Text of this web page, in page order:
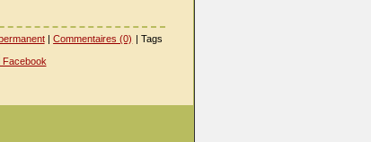
|Commentaires (0) | Tags
Facebook